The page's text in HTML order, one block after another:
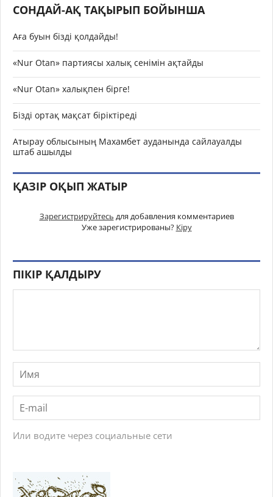
СОНДАЙ-АҚ ТАҚЫРЫП БОЙЫНША
Аға буын бізді қолдайды!
«Nur Otan» партиясы халық сенімін ақтайды
«Nur Otan» халықпен бірге!
Бізді ортақ мақсат біріктіреді
Атырау облысының Махамбет ауданында сайлауалды
штаб ашылды
ҚАЗІР ОҚЫП ЖАТЫР
Зарегистрируйтесь для добавления комментариев
Уже зарегистрированы? Кіру
ПІКІР ҚАЛДЫРУ
Или водите через социальные сети